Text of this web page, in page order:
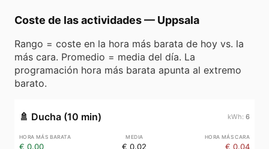
Coste de las actividades— Uppsala
Rango = coste en la hora más barata de hoy vs. la
más cara. Promedio = media del día. La
programación hora más barata apunta al extremo
barato.
🚿 Ducha (10 min) 6
€ 0.00 € 0.02 € 0.04